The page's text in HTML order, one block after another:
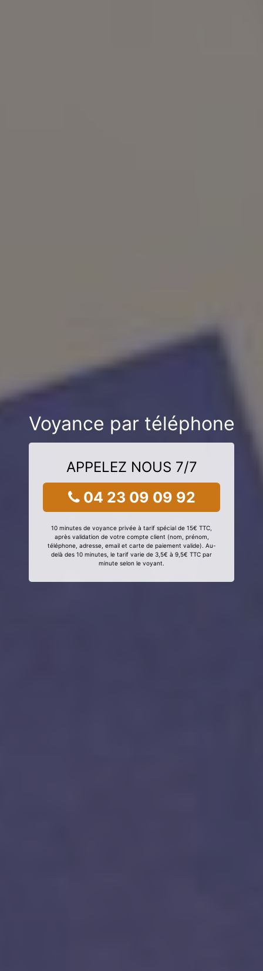
Voyance par téléphone
APPELEZ NOUS 7/7
04 23 09 09 92
10 minutes de voyance privée à tarif spécial de 15€ TTC,
après validation de votre compte client (nom, prénom,
téléphone, adresse, email et carte de paiement valide). Au-
delà des 10 minutes, le tarif varie de 3,5€ à 9,5€ TTC par
minute selon le voyant.